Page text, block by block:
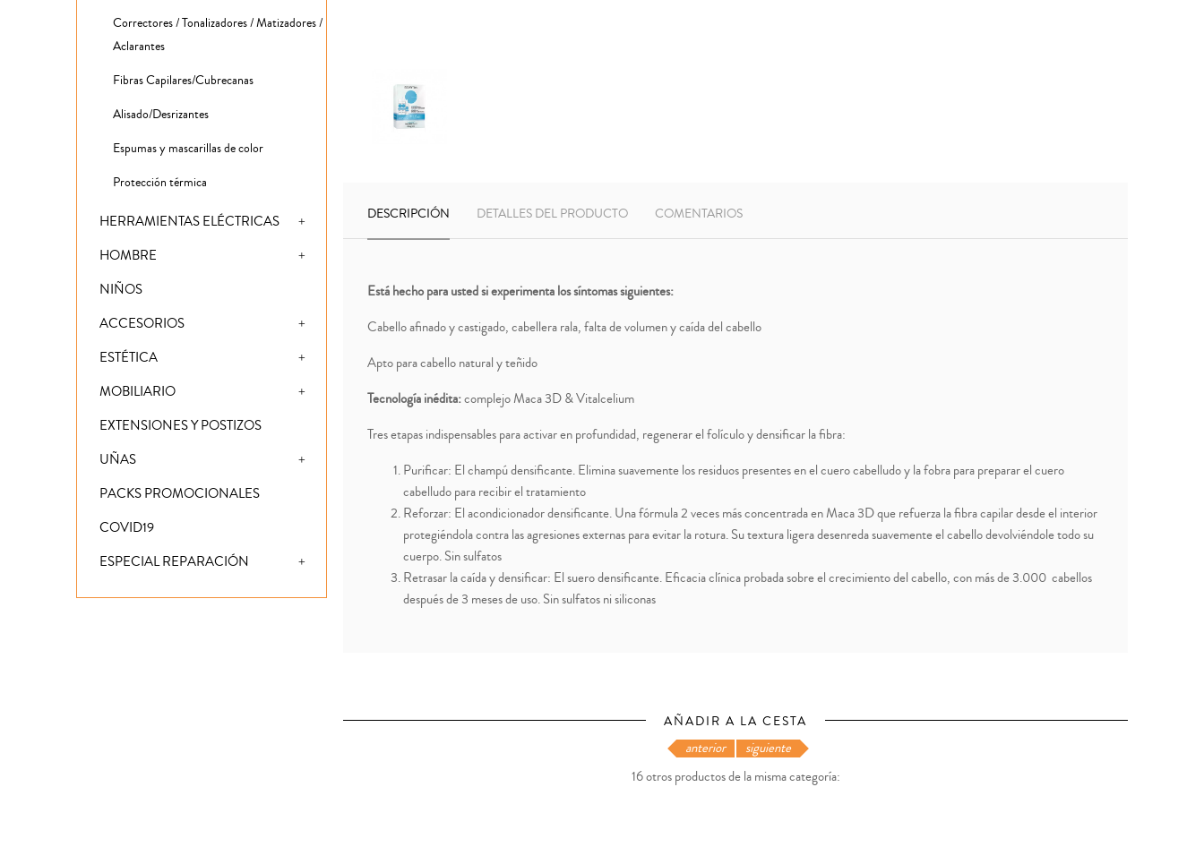
Correctores / Tonalizadores / Matizadores /
Aclarantes
Fibras Capilares/Cubrecanas
Alisado/Desrizantes
Espumas y mascarillas de color
Protección térmica
HERRAMIENTAS ELÉCTRICAS
HOMBRE
NIÑOS
ACCESORIOS
ESTÉTICA
MOBILIARIO
EXTENSIONES Y POSTIZOS
UÑAS
PACKS PROMOCIONALES
COVID19
ESPECIAL REPARACIÓN
DESCRIPCIÓN DETALLES DEL PRODUCTO COMENTARIOS
Está hecho para usted si experimenta los síntomas siguientes:
Cabello afinado y castigado, cabellera rala, falta de volumen y caída del cabello
Apto para cabello natural y teñido
Tecnología inédita:complejo Maca 3D & Vitalcelium
Tres etapas indispensables para activar en profundidad, regenerar el folículo y densificar la fibra:
Purificar: El champú densificante. Elimina suavemente los residuos presentes en el cuero cabelludo y la fobra para preparar el cuero
cabelludo para recibir el tratamiento
Reforzar: El acondicionador densificante. Una fórmula 2 veces más concentrada en Maca 3D que refuerza la fibra capilar desde el interior
protegiéndola contra las agresiones externas para evitar la rotura. Su textura ligera desenreda suavemente el cabello devolviéndole todo su
cuerpo. Sin sulfatos
Retrasar la caída y densificar: El suero densificante. Eficacia clínica probada sobre el crecimiento del cabello, con más de 3.000 cabellos
después de 3 meses de uso. Sin sulfatos ni siliconas
AÑADIR A LA CESTA
16 otros productos de la misma categoría:
anterior siguiente